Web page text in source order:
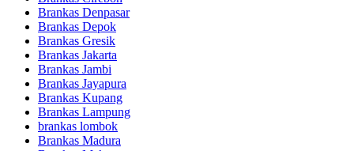
Brankas Denpasar
Brankas Depok
Brankas Gresik
Brankas Jakarta
Brankas Jambi
Brankas Jayapura
Brankas Kupang
Brankas Lampung
brankas lombok
Brankas Madura